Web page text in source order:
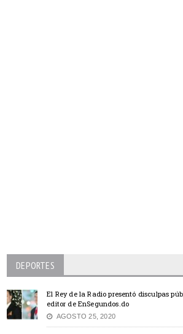
DEPORTES
El Rey de la Radio presentó disculpas
editor de EnSegundos.do
AGOSTO 25, 2020